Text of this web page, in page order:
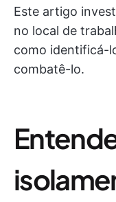
Este artigo
no local de
como identificá-
combatê-lo.